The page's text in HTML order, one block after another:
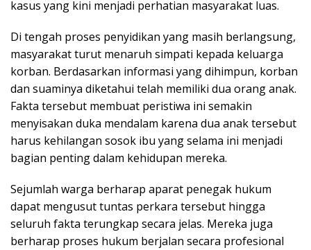
kasus yang kini menjadi perhatian masyarakat luas.
Di tengah proses penyidikan yang masih berlangsung,
masyarakat turut menaruh simpati kepada keluarga
korban. Berdasarkan informasi yang dihimpun, korban
dan suaminya diketahui telah memiliki dua orang anak.
Fakta tersebut membuat peristiwa ini semakin
menyisakan duka mendalam karena dua anak tersebut
harus kehilangan sosok ibu yang selama ini menjadi
bagian penting dalam kehidupan mereka.
Sejumlah warga berharap aparat penegak hukum
dapat mengusut tuntas perkara tersebut hingga
seluruh fakta terungkap secara jelas. Mereka juga
berharap proses hukum berjalan secara profesional